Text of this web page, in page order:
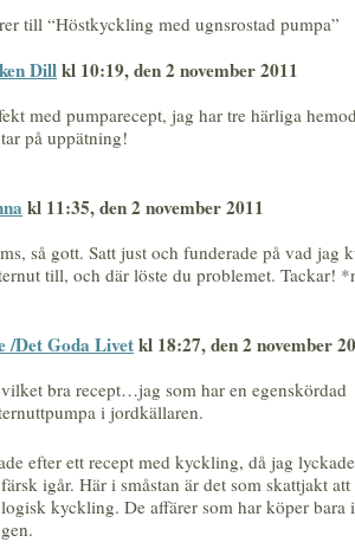
till “Höstkyckling med ugnsrostad pumpa”
Dillkl 10:19, den 2 november 2011
med pumparecept, jag har tre härliga
på uppätning!
kl 11:35, den 2 november 2011
så gott. Satt just och funderade på vad jag
till, och där löste du problemet. Tackar!
/Det Goda Livetkl 18:27, den 2 november
bra recept…jag som har en egenskördad
i jordkällaren.
efter ett recept med kyckling, då jag
igår. Här i småstan är det som skattjakt
kyckling. De affärer som har köper bara